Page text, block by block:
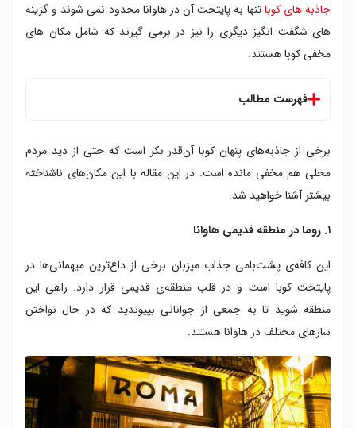
جاذبه های کوباتنها به پایتخت آن در هاوانا محدود نمی شوند و گزینه
های شگفت انگیز دیگری را نیز در برمی گیرند که شامل مکان های
مخفی کوبا هستند.
فهرست مطالب
۲. آبشار سوروا در پینار دل ریو
۳. کوبا لیبرو در هاوانا
۴. برج ماناکا ایزناگا
۶. ماریا لا گوردا در پینار دل ریو
۸. پارک ال نیچو
۹. فوسترلاندیا در هاوانا
۱۰. کشتی غرق شده سن پاسکال
برخی از جاذبه‌های پنهان کوبا آن‌قدر بکر است که حتی از دید مردم
محلی هم مخفی مانده است. در این مقاله با این مکان‌های ناشناخته
بیشتر آشنا خواهید شد.
۱. روما در منطقه قدیمی هاوانا
این کافه‌ی پشت‌بامی جذاب میزبان برخی از داغ‌ترین میهمانی‌ها در
پایتخت کوبا است و در قلب منطقه‌ی قدیمی قرار دارد. راهی این
منطقه شوید تا به جمعی از جوانانی بپیوندید که در حال نواختن
سازهای مختلف در هاوانا هستند.